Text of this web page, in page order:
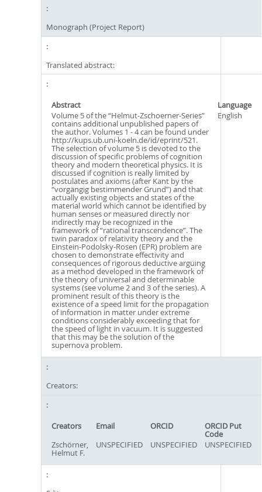
Monograph (Project Report)
Translated abstract:
Abstract
Language
Volume 5 of the “Helmut-Zschoerner-Series”
contains additional unpublished papers of
the author. Volumes 1 - 4 can be found under
http://kups.ub.uni-koeln.de/id/eprint/521.
The selection of volume 5 is devoted to the
discussion of specific problems of cognition
theory and modern theoretical physics. It is
discussed if cognition is really limited by
postulates and axioms (after Kant by the
“vorgängig bestimmender Grund”) and that
actually existing objects and states of the
material world which cannot be identified by
human senses or measured directly nor
indirectly may be recognized in the
framework of “rational transcendence”. The
twin paradox of relativity theory and the
Einstein-Podolsky-Rosen (EPR) problem are
chosen to demonstrate effectivity and
consequences of rigorous deductive arguing
as a method developed in the framework of
the theory of universal and determinable
systems (see volume 2 and 3 of the series). A
prominent result of this theory is the
existence of a speed limit for the propagation
of information in matter under extreme
conditions considerably exceeding that for
the speed of light in vacuum. It is suggested
that this may be the solution of the
supernova problem.
English
Creators:
Creators Email ORCID ORCID Put
Code
Zschörner,
Helmut F.
UNSPECIFIED UNSPECIFIED UNSPECIFIED